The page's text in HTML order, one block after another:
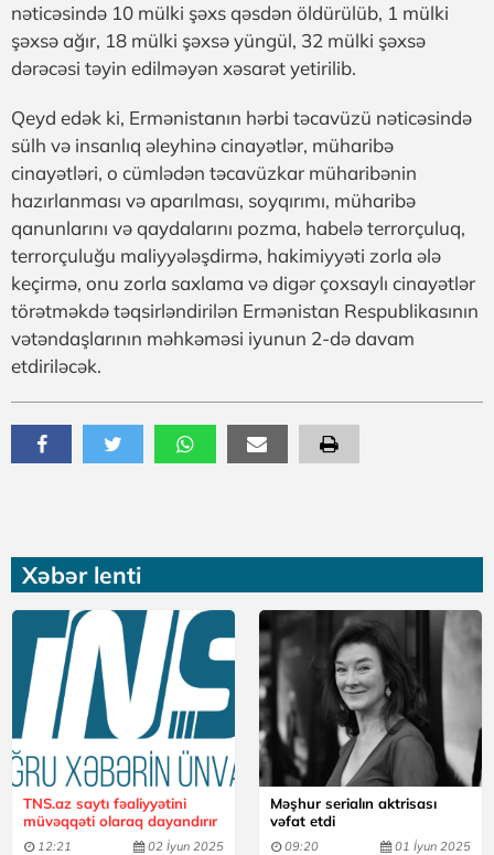
Xəbər lenti
TNS.az saytı fəaliyyətini
müvəqqəti olaraq dayandırır
12:21 02 İyun 2025
Məşhur serialın aktrisası
vəfat etdi
09:20 01 İyun 2025
nəticəsində 10 mülki şəxs qəsdən öldürülüb, 1 mülki
şəxsə ağır, 18 mülki şəxsə yüngül, 32 mülki şəxsə
dərəcəsi təyin edilməyən xəsarət yetirilib.
Qeyd edək ki, Ermənistanın hərbi təcavüzü nəticəsində
sülh və insanlıq əleyhinə cinayətlər, müharibə
cinayətləri, o cümlədən təcavüzkar müharibənin
hazırlanması və aparılması, soyqırımı, müharibə
qanunlarını və qaydalarını pozma, habelə terrorçuluq,
terrorçuluğu maliyyələşdirmə, hakimiyyəti zorla ələ
keçirmə, onu zorla saxlama və digər çoxsaylı cinayətlər
törətməkdə təqsirləndirilən Ermənistan Respublikasının
vətəndaşlarının məhkəməsi iyunun 2-də davam
etdiriləcək.